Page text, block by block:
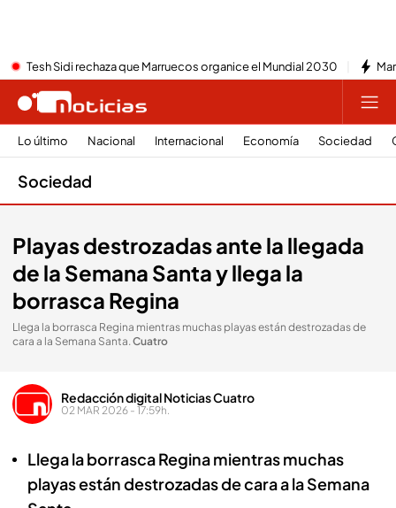
Tesh Sidi rechaza que Marruecos organice el Mundial 2030
Lo último Nacional Internacional Economía Sociedad
Sociedad
Playas destrozadas ante la llegada
de la Semana Santa y llega la
borrasca Regina
Llega la borrasca Regina mientras muchas playas están destrozadas de
cara a la Semana Santa.Cuatro
Redacción digital Noticias Cuatro
02 MAR 2026 - 17:59h.
Llega la borrasca Regina mientras muchas
playas están destrozadas de cara a la Semana